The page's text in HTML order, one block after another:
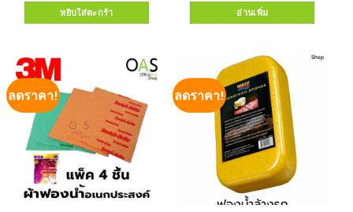
หยิบใส่ตะกร้า อ่านเพิ่ม
ลดราคา! ลดราคา!